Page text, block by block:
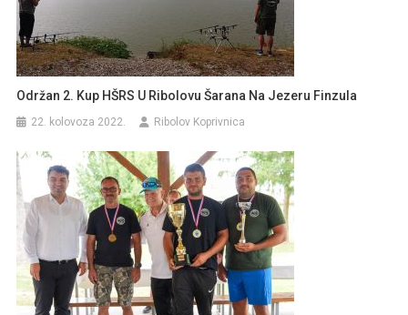
Održan 2. Kup HŠRS U Ribolovu Šarana Na Jezeru Finzula
22. kolovoza 2022. Ribolov Koprivnica